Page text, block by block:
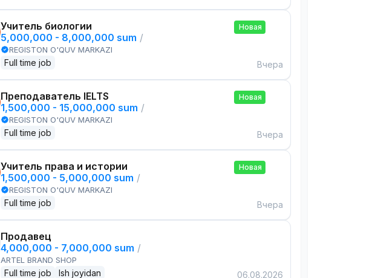
Учитель биологии
5,000,000 - 8,000,000 sum /
REGISTON O'QUV MARKAZI
Full time job
Новая
Вчера
Преподаватель IELTS
1,500,000 - 15,000,000 sum /
REGISTON O'QUV MARKAZI
Full time job
Новая
Вчера
Учитель права и истории
1,500,000 - 5,000,000 sum /
REGISTON O'QUV MARKAZI
Full time job
Новая
Вчера
Продавец
4,000,000 - 7,000,000 sum /
ARTEL BRAND SHOP
Full time job Ish joyidan 06.08.2026